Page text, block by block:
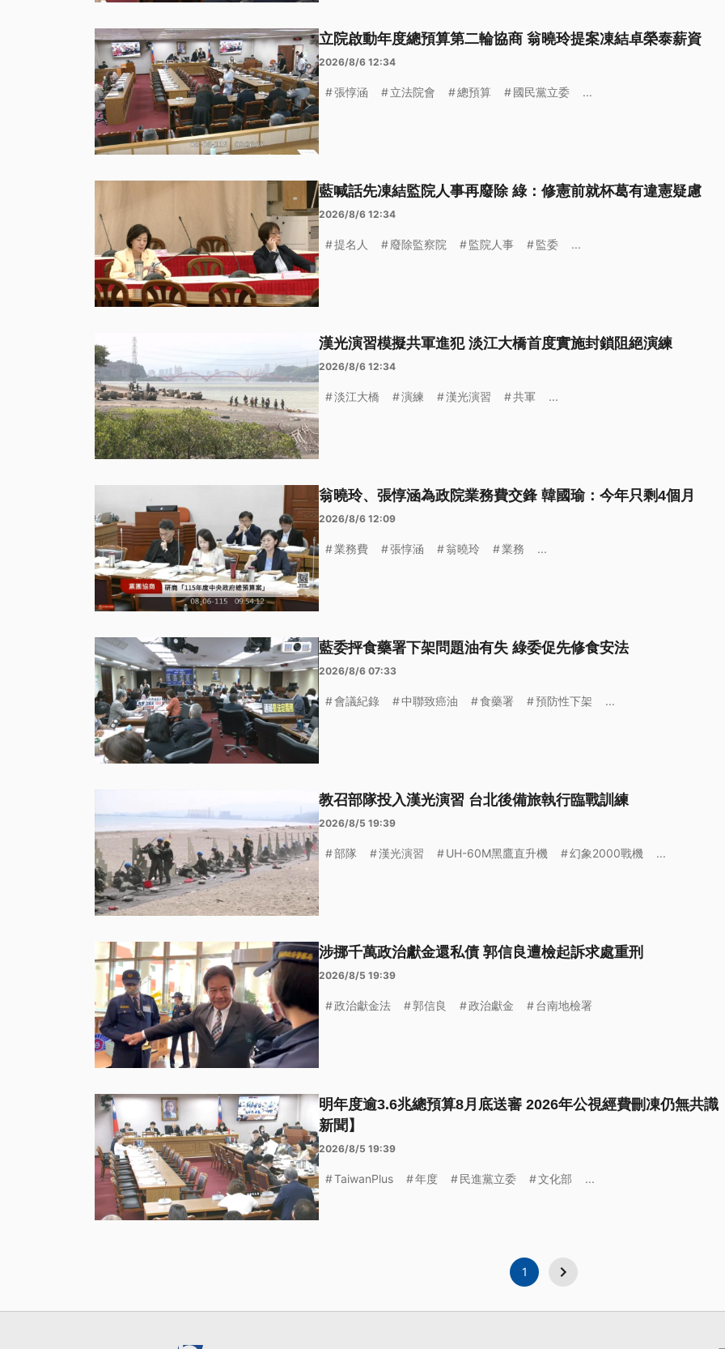
立院啟動年度總預算第二輪協商 翁曉玲提案凍結卓榮泰薪資
2026/8/6 12:34
張惇涵 立法院會 總預算 國民黨立委 ...
藍喊話先凍結監院人事再廢除 綠：修憲前就杯葛有違憲疑慮
2026/8/6 12:34
提名人 廢除監察院 監院人事 監委 ...
漢光演習模擬共軍進犯 淡江大橋首度實施封鎖阻絕演練
2026/8/6 12:34
淡江大橋 演練 漢光演習 共軍 ...
翁曉玲、張惇涵為政院業務費交鋒 韓國瑜：今年只剩4個月
2026/8/6 12:09
業務費 張惇涵 翁曉玲 業務 ...
藍委抨食藥署下架問題油有失 綠委促先修食安法
2026/8/6 07:33
會議紀錄 中聯致癌油 食藥署 預防性下架 ...
教召部隊投入漢光演習 台北後備旅執行臨戰訓練
2026/8/5 19:39
部隊 漢光演習 UH-60M黑鷹直升機 幻象2000戰機 ...
涉挪千萬政治獻金還私債 郭信良遭檢起訴求處重刑
2026/8/5 19:39
政治獻金法 郭信良 政治獻金 台南地檢署
明年度逾3.6兆總預算8月底送審 2026年公視經費刪凍仍無共識
新聞】
2026/8/5 19:39
TaiwanPlus 年度 民進黨立委 文化部 ...
1